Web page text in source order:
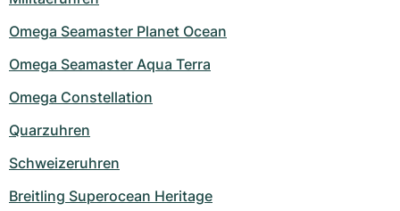
Omega Seamaster Planet Ocean
Omega Seamaster Aqua Terra
Omega Constellation
Quarzuhren
Schweizeruhren
Breitling Superocean Heritage